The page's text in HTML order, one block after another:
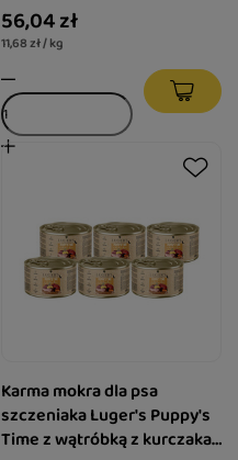
56,04 zł
11,68 zł / kg
Karma mokra dla psa
szczeniaka Luger's Puppy's
Time z wątróbką z kurczaka,